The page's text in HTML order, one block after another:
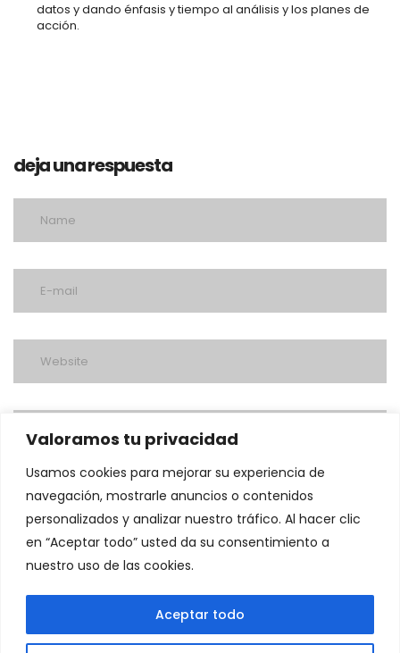
Valoramos tu privacidad
Usamos cookies para mejorar su experiencia de
navegación, mostrarle anuncios o contenidos
personalizados y analizar nuestro tráfico. Al hacer clic
en “Aceptar todo” usted da su consentimiento a
nuestro uso de las cookies.
Aceptar todo
datos y dando énfasis y tiempo al análisis y los planes de
acción.
deja una respuesta
post a comment